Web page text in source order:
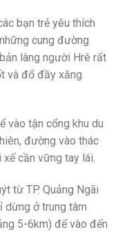
bạn trẻ yêu thích
cung đường
làng người Hrê rất
và đổ đầy xăng
vào tận cổng khu du
đường vào thác
cần vững tay lái.
từ TP. Quảng Ngãi
dừng ở trung tâm
5-6km) để vào đến